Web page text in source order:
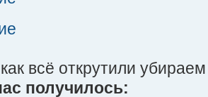
всё открутили
получилось: